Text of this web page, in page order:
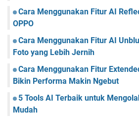
Cara Menggunakan Fitur AI
OPPO
Cara Menggunakan Fitur AI
Foto yang Lebih Jernih
Cara Menggunakan Fitur
Bikin Performa Makin Ngebut
5 Tools AI Terbaik untuk
Mudah